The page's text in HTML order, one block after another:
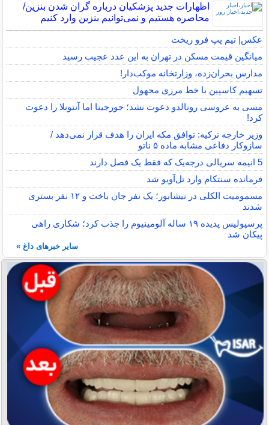
اظهارات جدید پزشکیان درباره گران شدن بنزین/
محاصره هستیم و نمی‌توانیم بنزین وارد کنیم
عکس| تیم پپ فرو ریخت
میانگین قیمت مسکن در تهران به این عدد عجیب رسید
مدارس بحران‌زده، وزارتخانه موکب‌دار!
تسهیم کاسپین با خط مرزی مجهول
مسی به عروسی رونالدو دعوت نشد؛ جورجینا اما آنتونلا را دعوت
کرد!
وزیر خارجه ترکیه: توافق مکه ایران را هدف قرار نمی‌دهد /
سازوکار دفاعی مشابه ماده ۵ ناتو
5 انیمه سریالی درجه‌یک که فقط یک فصل دارند
فرمانده سنتکام وارد تل‌آویو شد
مسمومیت الکلی در نیشابور؛ یک نفر جان باخت و ۱۲ نفر بستری
شدند
پرسپولیس پدیده ۱۹ ساله آلومینیوم را جذب کرد؛ شکاری راهی
پیکان شد
سایر خبرهای داغ »